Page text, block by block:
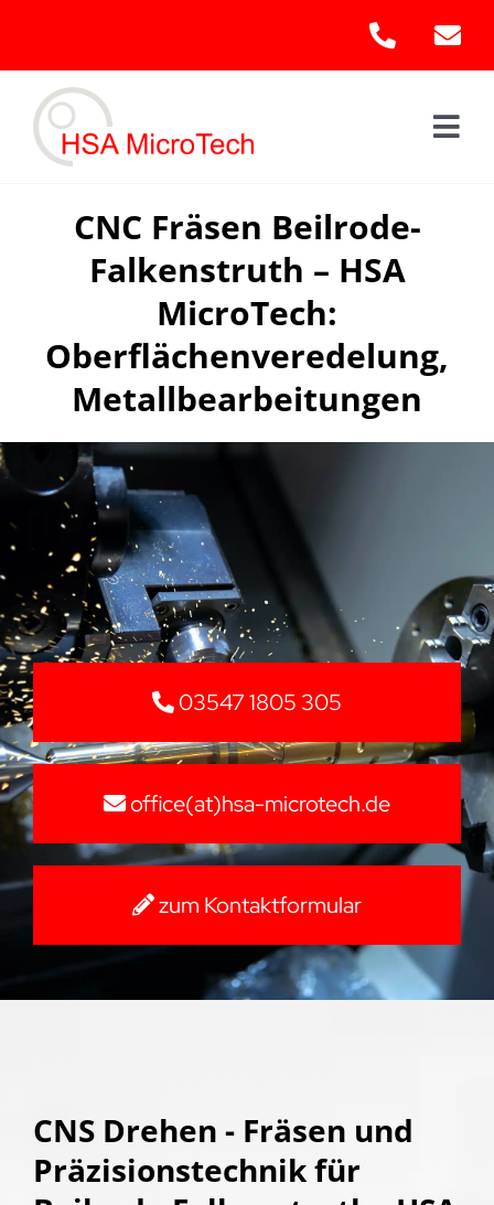
content
CNC Fräsen Beilrode-
Falkenstruth – HSA
MicroTech:
Oberflächenveredelung,
Metallbearbeitungen
03547 1805 305
office(at)hsa-microtech.de
zum Kontaktformular
CNS Drehen - Fräsen und
Präzisionstechnik für